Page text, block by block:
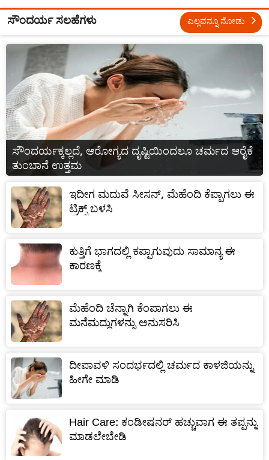
ಸೌಂದರ್ಯ ಸಲಹೆಗಳು ಎಲ್ಲವನ್ನೂ ನೋಡು
ಸೌಂದರ್ಯಕ್ಕಲ್ಲದೆ, ಆರೋಗ್ಯದ ದೃಷ್ಟಿಯಿಂದಲೂ ಚರ್ಮದ ಆರೈಕೆ
ತುಂಬಾನೆ ಉತ್ತಮ
ಇದೀಗ ಮದುವೆ ಸೀಸನ್‌, ಮೆಹೆಂದಿ ಕೆಪ್ಪಾಗಲು ಈ
ಟ್ರಿಕ್ಸ್ ಬಳಸಿ
ಕುತ್ತಿಗೆ ಭಾಗದಲ್ಲಿ ಕಪ್ಪಾಗುವುದು ಸಾಮಾನ್ಯ ಈ
ಕಾರಣಕ್ಕೆ
ಮೆಹೆಂದಿ ಚೆನ್ನಾಗಿ ಕೆಂಪಾಗಲು ಈ
ಮನೆಮದ್ದುಗಳನ್ನು ಅನುಸರಿಸಿ
ದೀಪಾವಳಿ ಸಂದರ್ಭದಲ್ಲಿ ಚರ್ಮದ ಕಾಳಜಿಯನ್ನು
ಹೀಗೇ ಮಾಡಿ
Hair Care: ಕಂಡೀಷನರ್ ಹಚ್ಚುವಾಗ ಈ ತಪ್ಪನ್ನು
ಮಾಡಲೇಬೇಡಿ